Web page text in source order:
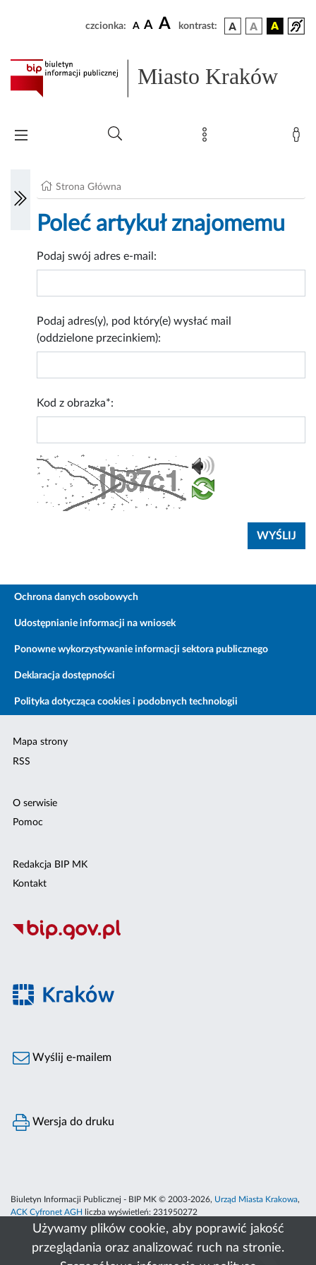
Używamy plików cookie, aby poprawić jakość
przeglądania oraz analizować ruch na stronie.
czcionka: A A A kontrast:
Miasto Kraków
Strona Główna
Poleć artykuł znajomemu
Podaj swój adres e-mail:
Podaj adres(y), pod który(e) wysłać mail
(oddzielone przecinkiem):
Kod z obrazka*:
Ochrona danych osobowych
Udostępnianie informacji na wniosek
Ponowne wykorzystywanie informacji sektora publicznego
Deklaracja dostępności
Polityka dotycząca cookies i podobnych technologii
Mapa strony
RSS
O serwisie
Pomoc
Redakcja BIP MK
Kontakt
Wyślij e-mailem
Wersja do druku
Biuletyn Informacji Publicznej - BIP MK © 2003-2026, Urząd Miasta Krakowa,
ACK Cyfronet AGH
liczba wyświetleń: 231950272